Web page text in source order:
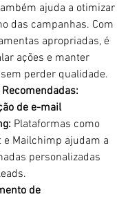
ajuda a otimizar
das campanhas. Com
apropriadas, é
ações e manter
perder qualidade.
de e-mail
Plataformas como
e Mailchimp ajudam a
personalizadas
de